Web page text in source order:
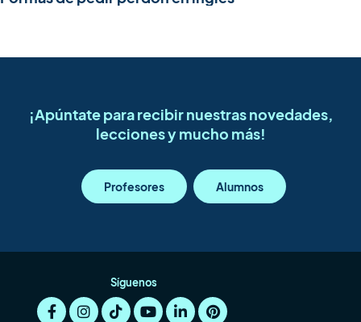
¡Apúntate para recibir nuestras novedades,
lecciones y mucho más!
Profesores Alumnos
Síguenos